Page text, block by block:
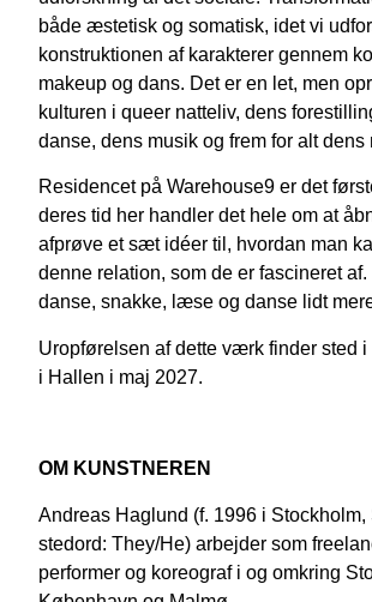
både æstetisk og somatisk, idet vi
konstruktionen af karakterer gennem
makeup og dans. Det er en let, men
kulturen i queer natteliv, dens
danse, dens musik og frem for alt dens
Residencet på Warehouse9 er det
deres tid her handler det hele om at
afprøve et sæt idéer til, hvordan man
denne relation, som de er fascineret af.
danse, snakke, læse og danse lidt
Uropførelsen af dette værk finder sted
i Hallen i maj 2027.
OM KUNSTNEREN
Andreas Haglund (f. 1996 i Stockholm,
stedord: They/He) arbejder som
performer og koreograf i og omkring